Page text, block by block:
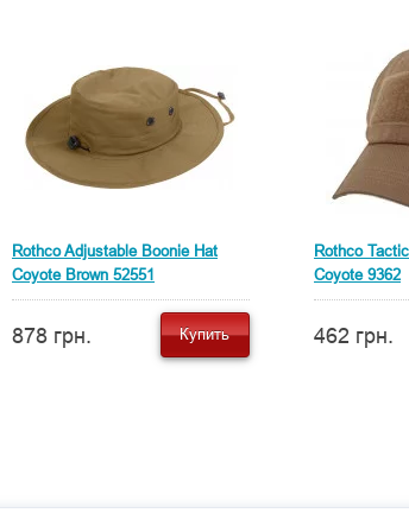
Rothco Adjustable Boonie Hat
Coyote Brown 52551
878 грн. Купить
Rothco
Coyote 9362
462 грн.